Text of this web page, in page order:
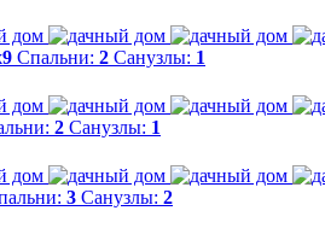
Спальни: 2 Санузлы: 1
2 Санузлы: 1
3 Санузлы: 2